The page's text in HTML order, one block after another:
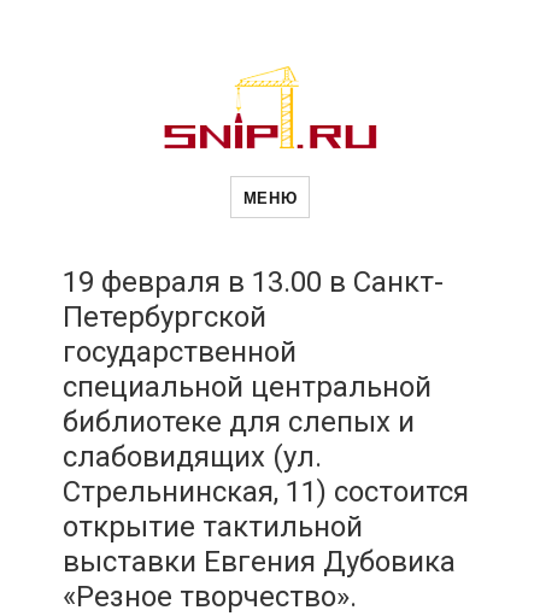
Новости
другие связанные со стройкой
рубрики
МЕНЮ
19 февраля в 13.00 в Санкт-
Петербургской
государственной
специальной центральной
библиотеке для слепых и
слабовидящих (ул.
Стрельнинская, 11) состоится
открытие тактильной
выставки Евгения Дубовика
«Резное творчество».